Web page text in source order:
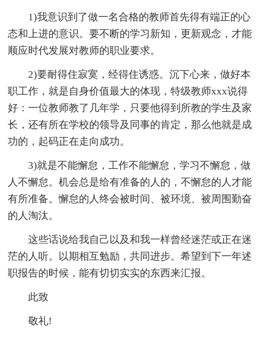
1)我意识到了做一名合格的教师首先得有端正的心
态和上进的意识。要不断的学习新知，更新观念，才能
顺应时代发展对教师的职业要求。
2)要耐得住寂寞，经得住诱惑。沉下心来，做好本
职工作，就是自身价值最大的体现，特级教师xxx说得
好：一位教师教了几年学，只要他得到所教的学生及家
长，还有所在学校的领导及同事的肯定，那么他就是成
功的，起码正在走向成功。
3)就是不能懈怠，工作不能懈怠，学习不懈怠，做
人不懈怠。机会总是给有准备的人的，不懈怠的人才能
有所准备。懈怠的人终会被时间、被环境、被周围勤奋
的人淘汰。
这些话说给我自己以及和我一样曾经迷茫或正在迷
茫的人听。以期相互勉励，共同进步。希望到下一年述
职报告的时候，能有切切实实的东西来汇报。
此致
敬礼!